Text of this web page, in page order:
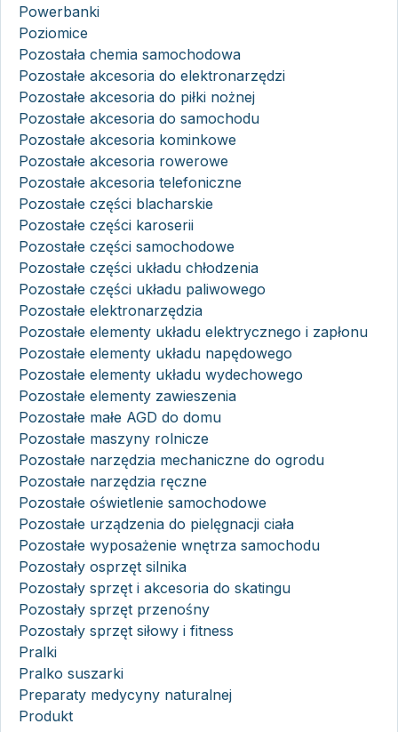
Powerbanki
Poziomice
Pozostała chemia samochodowa
Pozostałe akcesoria do elektronarzędzi
Pozostałe akcesoria do piłki nożnej
Pozostałe akcesoria do samochodu
Pozostałe akcesoria kominkowe
Pozostałe akcesoria rowerowe
Pozostałe akcesoria telefoniczne
Pozostałe części blacharskie
Pozostałe części karoserii
Pozostałe części samochodowe
Pozostałe części układu chłodzenia
Pozostałe części układu paliwowego
Pozostałe elektronarzędzia
Pozostałe elementy układu elektrycznego i zapłonu
Pozostałe elementy układu napędowego
Pozostałe elementy układu wydechowego
Pozostałe elementy zawieszenia
Pozostałe małe AGD do domu
Pozostałe maszyny rolnicze
Pozostałe narzędzia mechaniczne do ogrodu
Pozostałe narzędzia ręczne
Pozostałe oświetlenie samochodowe
Pozostałe urządzenia do pielęgnacji ciała
Pozostałe wyposażenie wnętrza samochodu
Pozostały osprzęt silnika
Pozostały sprzęt i akcesoria do skatingu
Pozostały sprzęt przenośny
Pozostały sprzęt siłowy i fitness
Pralki
Pralko suszarki
Preparaty medycyny naturalnej
Produkt